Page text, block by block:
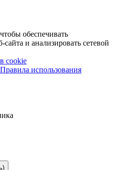
обеспечивать
и анализировать сетевой
cookie
Правила использования